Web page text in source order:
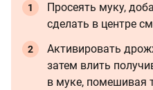
Просеять муку,
сделать в центре
Активировать
затем влить
в муке, помешивая